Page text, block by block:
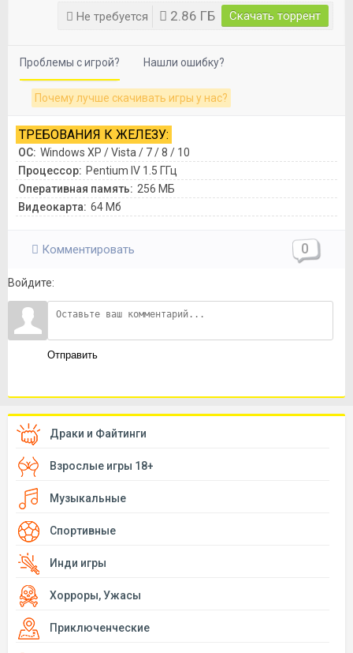
Не требуется 2.86 ГБ Скачать торрент
Проблемы с игрой? Нашли ошибку?
Почему лучше скачивать игры у нас?
ТРЕБОВАНИЯ К ЖЕЛЕЗУ:
ОС: Windows XP / Vista / 7 / 8 / 10
Процессор: Pentium IV 1.5 ГГц
Оперативная память: 256 МБ
Видеокарта: 64 Мб
Комментировать 0
Войдите:
Отправить
Драки и Файтинги
Взрослые игры 18+
Музыкальные
Спортивные
Инди игры
Хорроры, Ужасы
Приключенческие